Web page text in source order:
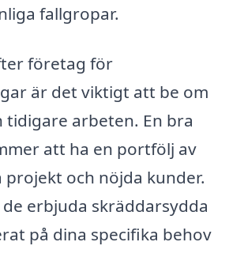
fallgropar.
företag för
är det viktigt att be om
tidigare arbeten. En bra
att ha en portfölj av
och nöjda kunder.
erbjuda skräddarsydda
på dina specifika behov